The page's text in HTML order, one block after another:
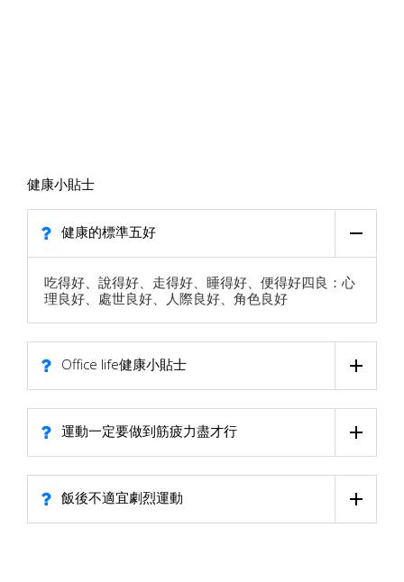
健康小貼士
健康的標準五好
吃得好、說得好、走得好、睡得好、便得好四良：心
理良好、處世良好、人際良好、角色良好
Office life健康小貼士
運動一定要做到筋疲力盡才行
飯後不適宜劇烈運動